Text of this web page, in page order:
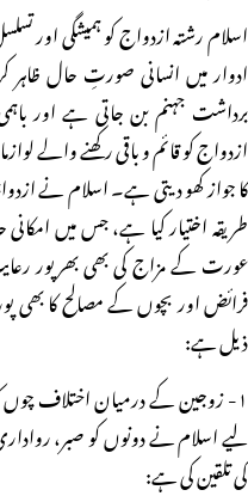
اسلام رشتہ ازدواج کو ہمیشگی اور
ادوار میں انسانی صورتِ حال ظاہر
برداشت جہنم بن جاتی ہے اور
ازدواج کو قائم و باقی رکھنے والے
کا جواز کھو دیتی ہے۔ اسلام نے
طریقہ اختیار کیا ہے، جس میں
عورت کے مزاج کی بھی بھرپور
فرائض اور بچوں کے مصالح کا بھی
ذیل ہے:
۱- زوجین کے درمیان اختلاف
لیے اسلام نے دونوں کو صبر،
کی تلقین کی ہے: